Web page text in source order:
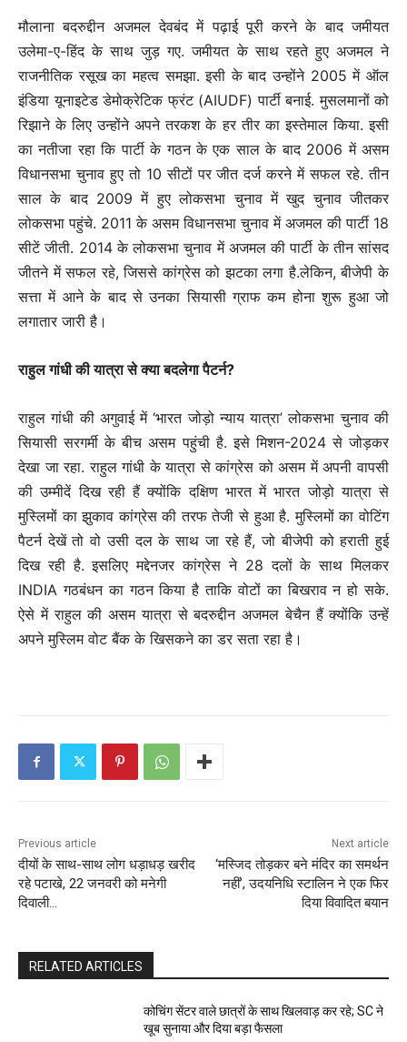
मौलाना बदरुद्दीन अजमल देवबंद में पढ़ाई पूरी करने के बाद जमीयत
उलेमा-ए-हिंद के साथ जुड़ गए. जमीयत के साथ रहते हुए अजमल ने
राजनीतिक रसूख का महत्व समझा. इसी के बाद उन्होंने 2005 में ऑल
इंडिया यूनाइटेड डेमोक्रेटिक फ्रंट (AIUDF) पार्टी बनाई. मुसलमानों को
रिझाने के लिए उन्होंने अपने तरकश के हर तीर का इस्तेमाल किया. इसी
का नतीजा रहा कि पार्टी के गठन के एक साल के बाद 2006 में असम
विधानसभा चुनाव हुए तो 10 सीटों पर जीत दर्ज करने में सफल रहे. तीन
साल के बाद 2009 में हुए लोकसभा चुनाव में खुद चुनाव जीतकर
लोकसभा पहुंचे. 2011 के असम विधानसभा चुनाव में अजमल की पार्टी 18
सीटें जीती. 2014 के लोकसभा चुनाव में अजमल की पार्टी के तीन सांसद
जीतने में सफल रहे, जिससे कांग्रेस को झटका लगा है.लेकिन, बीजेपी के
सत्ता में आने के बाद से उनका सियासी ग्राफ कम होना शुरू हुआ जो
लगातार जारी है।
राहुल गांधी की यात्रा से क्या बदलेगा पैटर्न?
राहुल गांधी की अगुवाई में ‘भारत जोड़ो न्याय यात्रा’ लोकसभा चुनाव की
सियासी सरगर्मी के बीच असम पहुंची है. इसे मिशन-2024 से जोड़कर
देखा जा रहा. राहुल गांधी के यात्रा से कांग्रेस को असम में अपनी वापसी
की उम्मीदें दिख रही हैं क्योंकि दक्षिण भारत में भारत जोड़ो यात्रा से
मुस्लिमों का झुकाव कांग्रेस की तरफ तेजी से हुआ है. मुस्लिमों का वोटिंग
पैटर्न देखें तो वो उसी दल के साथ जा रहे हैं, जो बीजेपी को हराती हुई
दिख रही है. इसलिए मद्देनजर कांग्रेस ने 28 दलों के साथ मिलकर
INDIA गठबंधन का गठन किया है ताकि वोटों का बिखराव न हो सके.
ऐसे में राहुल की असम यात्रा से बदरुद्दीन अजमल बेचैन हैं क्योंकि उन्हें
अपने मुस्लिम वोट बैंक के खिसकने का डर सता रहा है।
Previous article
दीयों के साथ-साथ लोग धड़ाधड़ खरीद
रहे पटाखे, 22 जनवरी को मनेगी
दिवाली…
Next article
‘मस्जिद तोड़कर बने मंदिर का समर्थन
नहीं’, उदयनिधि स्टालिन ने एक फिर
दिया विवादित बयान
RELATED ARTICLES
कोचिंग सेंटर वाले छात्रों के साथ खिलवाड़ कर रहे; SC ने
खूब सुनाया और दिया बड़ा फैसला